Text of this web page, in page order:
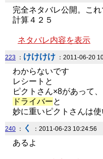
完全ネタバレ公開。こ
計算４２５
ネタバレ内容を表示
223 ： けけけけ ：2011-06-20
わからないです
レシートと
ピクトさん×8があって、
ドライバーと
妙に重いピクトさんは使
240 ： く ：2011-06-23 10:24:56
あるよ